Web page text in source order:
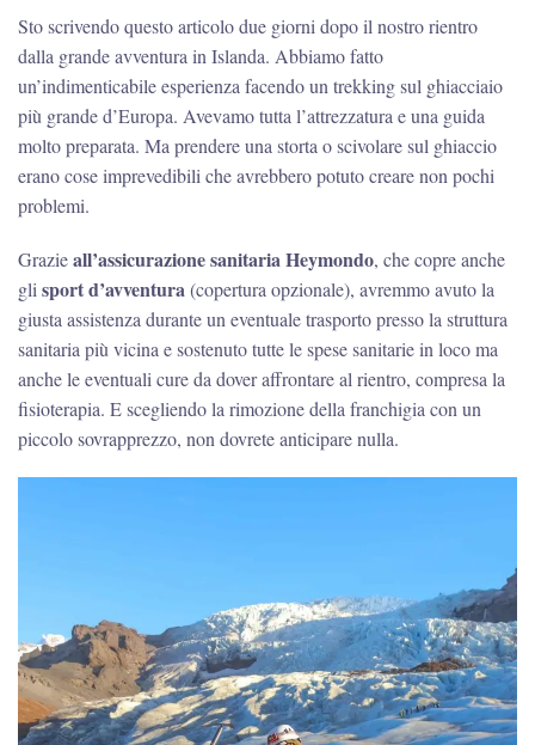
Sto scrivendo questo articolo due giorni dopo il nostro rientro
dalla grande avventura in Islanda. Abbiamo fatto
un’indimenticabile esperienza facendo un trekking sul ghiacciaio
più grande d’Europa. Avevamo tutta l’attrezzatura e una guida
molto preparata. Ma prendere una storta o scivolare sul ghiaccio
erano cose imprevedibili che avrebbero potuto creare non pochi
problemi.
Grazieall’assicurazione sanitaria Heymondo, che copre anche
gli sport d’avventura(copertura opzionale), avremmo avuto la
giusta assistenza durante un eventuale trasporto presso la struttura
sanitaria più vicina e sostenuto tutte le spese sanitarie in loco ma
anche le eventuali cure da dover affrontare al rientro, compresa la
fisioterapia. E scegliendo la rimozione della franchigia con un
piccolo sovrapprezzo, non dovrete anticipare nulla.